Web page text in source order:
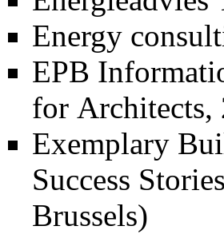
Energy
EPB
for Architects,
Exemplary
Success
Brussels)